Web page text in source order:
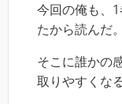
今回の俺も、
たから読んだ。
そこに誰かの
取りやすくなる